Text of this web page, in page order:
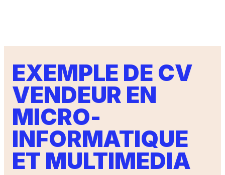
EXEMPLE DE CV
VENDEUR EN
MICRO-
INFORMATIQUE
ET MULTIMEDIA